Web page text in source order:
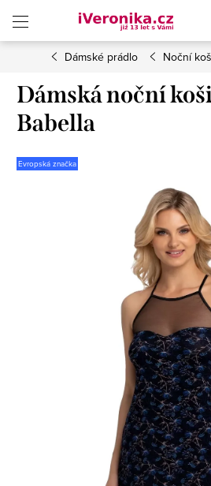
obsah
Dámské prádlo Noční
Dámská noční
Babella
Evropská značka